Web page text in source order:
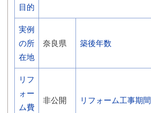
目的
実例
の所
在地
奈良県 築後年数
リフ
ォー
ム費
非公開 リフォーム工事期間